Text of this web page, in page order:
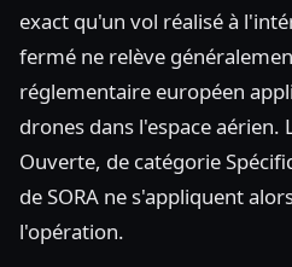
exact qu'un vol réalisé à
fermé ne relève
réglementaire européen
drones dans l'espace aérien.
Ouverte, de catégorie
de SORA ne s'appliquent
l'opération.